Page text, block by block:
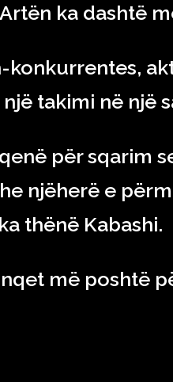
ka dashtë
konkurrentes,
takimi në një
për sqarim
njëherë e
ka thënë Kabashi.
më poshtë